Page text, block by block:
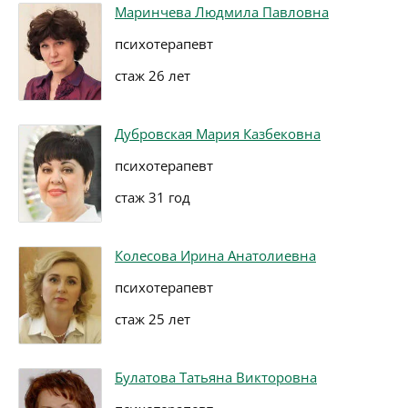
Маринчева Людмила Павловна
психотерапевт
стаж 26 лет
Дубровская Мария Казбековна
психотерапевт
стаж 31 год
Колесова Ирина Анатолиевна
психотерапевт
стаж 25 лет
Булатова Татьяна Викторовна